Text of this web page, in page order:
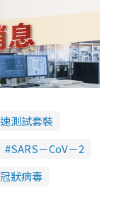
測試套裝
SARS－CoV－2
冠狀病毒